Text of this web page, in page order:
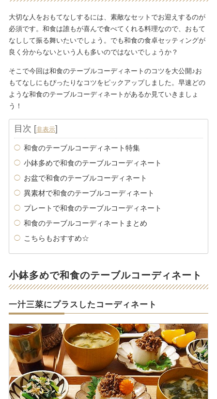
大切な人をおもてなしするには、素敵なセットでお迎えするのが
必須です。和食は誰もが喜んで食べてくれる料理なので、おもて
なしして振る舞いたいでしょう。でも和食の食卓セッティングが
良く分からないという人も多いのではないでしょうか？
そこで今回は和食のテーブルコーディネートのコツを大公開♪お
もてなしにもぴったりなコツをピックアップしました。早速どの
ような和食のテーブルコーディネートがあるか見ていきましょ
う！
目次 [非表示]
和食のテーブルコーディネート特集
小鉢多めで和食のテーブルコーディネート
お盆で和食のテーブルコーディネート
異素材で和食のテーブルコーディネート
プレートで和食のテーブルコーディネート
和食のテーブルコーディネートまとめ
こちらもおすすめ☆
小鉢多めで和食のテーブルコーディネート
一汁三菜にプラスしたコーディネート